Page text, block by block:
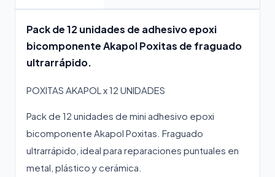
Pack de 12 unidades de adhesivo epoxi
bicomponente Akapol Poxitas de fraguado
ultrarrápido.
POXITAS AKAPOL x 12 UNIDADES
Pack de 12 unidades de mini adhesivo epoxi
bicomponente Akapol Poxitas. Fraguado
ultrarrápido, ideal para reparaciones puntuales en
metal, plástico y cerámica.